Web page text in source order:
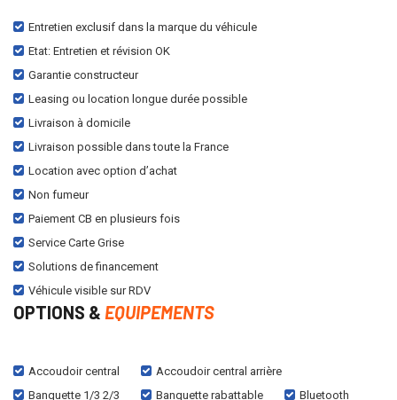
Entretien exclusif dans la marque du véhicule
Etat: Entretien et révision OK
Garantie constructeur
Leasing ou location longue durée possible
Livraison à domicile
Livraison possible dans toute la France
Location avec option d’achat
Non fumeur
Paiement CB en plusieurs fois
Service Carte Grise
Solutions de financement
Véhicule visible sur RDV
OPTIONS & EQUIPEMENTS
Accoudoir central
Accoudoir central arrière
Banquette 1/3 2/3
Banquette rabattable Bluetooth